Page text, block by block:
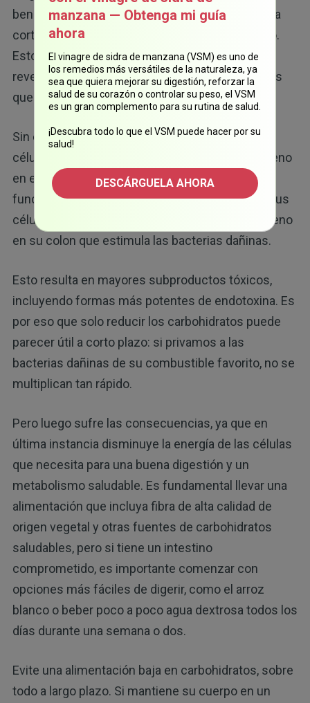
beneficiosas que crean ácidos grasos de cadena
corta, como el butirato, el propionato y el acetato.
Estos compuestos ayudan a fortalecer el
revestimiento del colon, ya que nutren las células
que recubren la pared intestinal.
Sin embargo, su cuerpo necesita energía de las
células para mantener bajos los niveles de oxígeno
en el colon. Entonces, si sus mitocondrias no
funcionan de manera adecuada y la energía de sus
células es baja, quizás tenga un exceso de oxígeno
en su colon que estimula las bacterias dañinas.
Esto resulta en mayores subproductos tóxicos,
incluyendo formas más potentes de endotoxina. Es
por eso que solo reducir los carbohidratos puede
parecer útil a corto plazo: si privamos a las
bacterias dañinas de su combustible favorito, no se
multiplican tan rápido.
Pero luego sufre las consecuencias, ya que en
última instancia disminuye la energía de las células
que necesita para una buena digestión y un
metabolismo saludable. Es fundamental llevar una
alimentación que incluya fibra de alta calidad de
origen vegetal y otras fuentes de carbohidratos
saludables, pero si tiene un intestino
comprometido, es importante comenzar con
opciones más fáciles de digerir, como el arroz
blanco o beber poco a poco agua dextrosa todos los
días durante una semana o dos.
Evite una alimentación baja en carbohidratos, sobre
todo a largo plazo. Si mantiene su cuerpo en un
manzana — Obtenga mi guía
ahora
El vinagre de sidra de manzana (VSM) es uno de
los remedios más versátiles de la naturaleza, ya
sea que quiera mejorar su digestión, reforzar la
salud de su corazón o controlar su peso, el VSM
es un gran complemento para su rutina de salud.
¡Descubra todo lo que el VSM puede hacer por su
salud!
DESCÁRGUELA AHORA